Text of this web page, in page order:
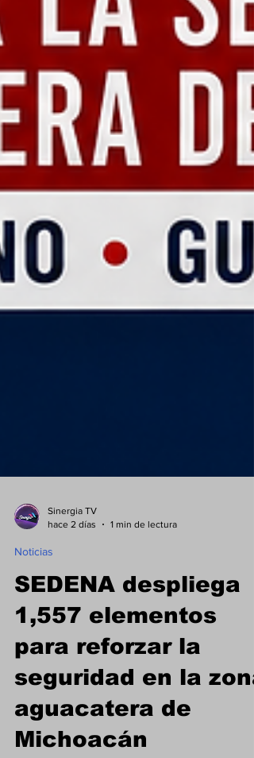
Sinergia TV
SEDENA despliega
1,557 elementos
para reforzar la
seguridad en la zona